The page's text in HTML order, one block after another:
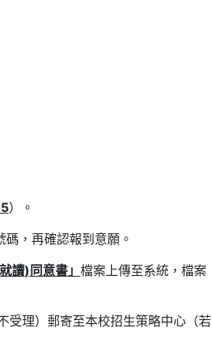
）。
，再確認報到意願。
就讀) 同意書」 檔案上傳至系統，檔案
受理）郵寄至本校招生策略中心（若